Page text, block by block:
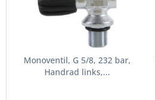
Monoventil, G 5/8, 232 bar,
Handrad links,...